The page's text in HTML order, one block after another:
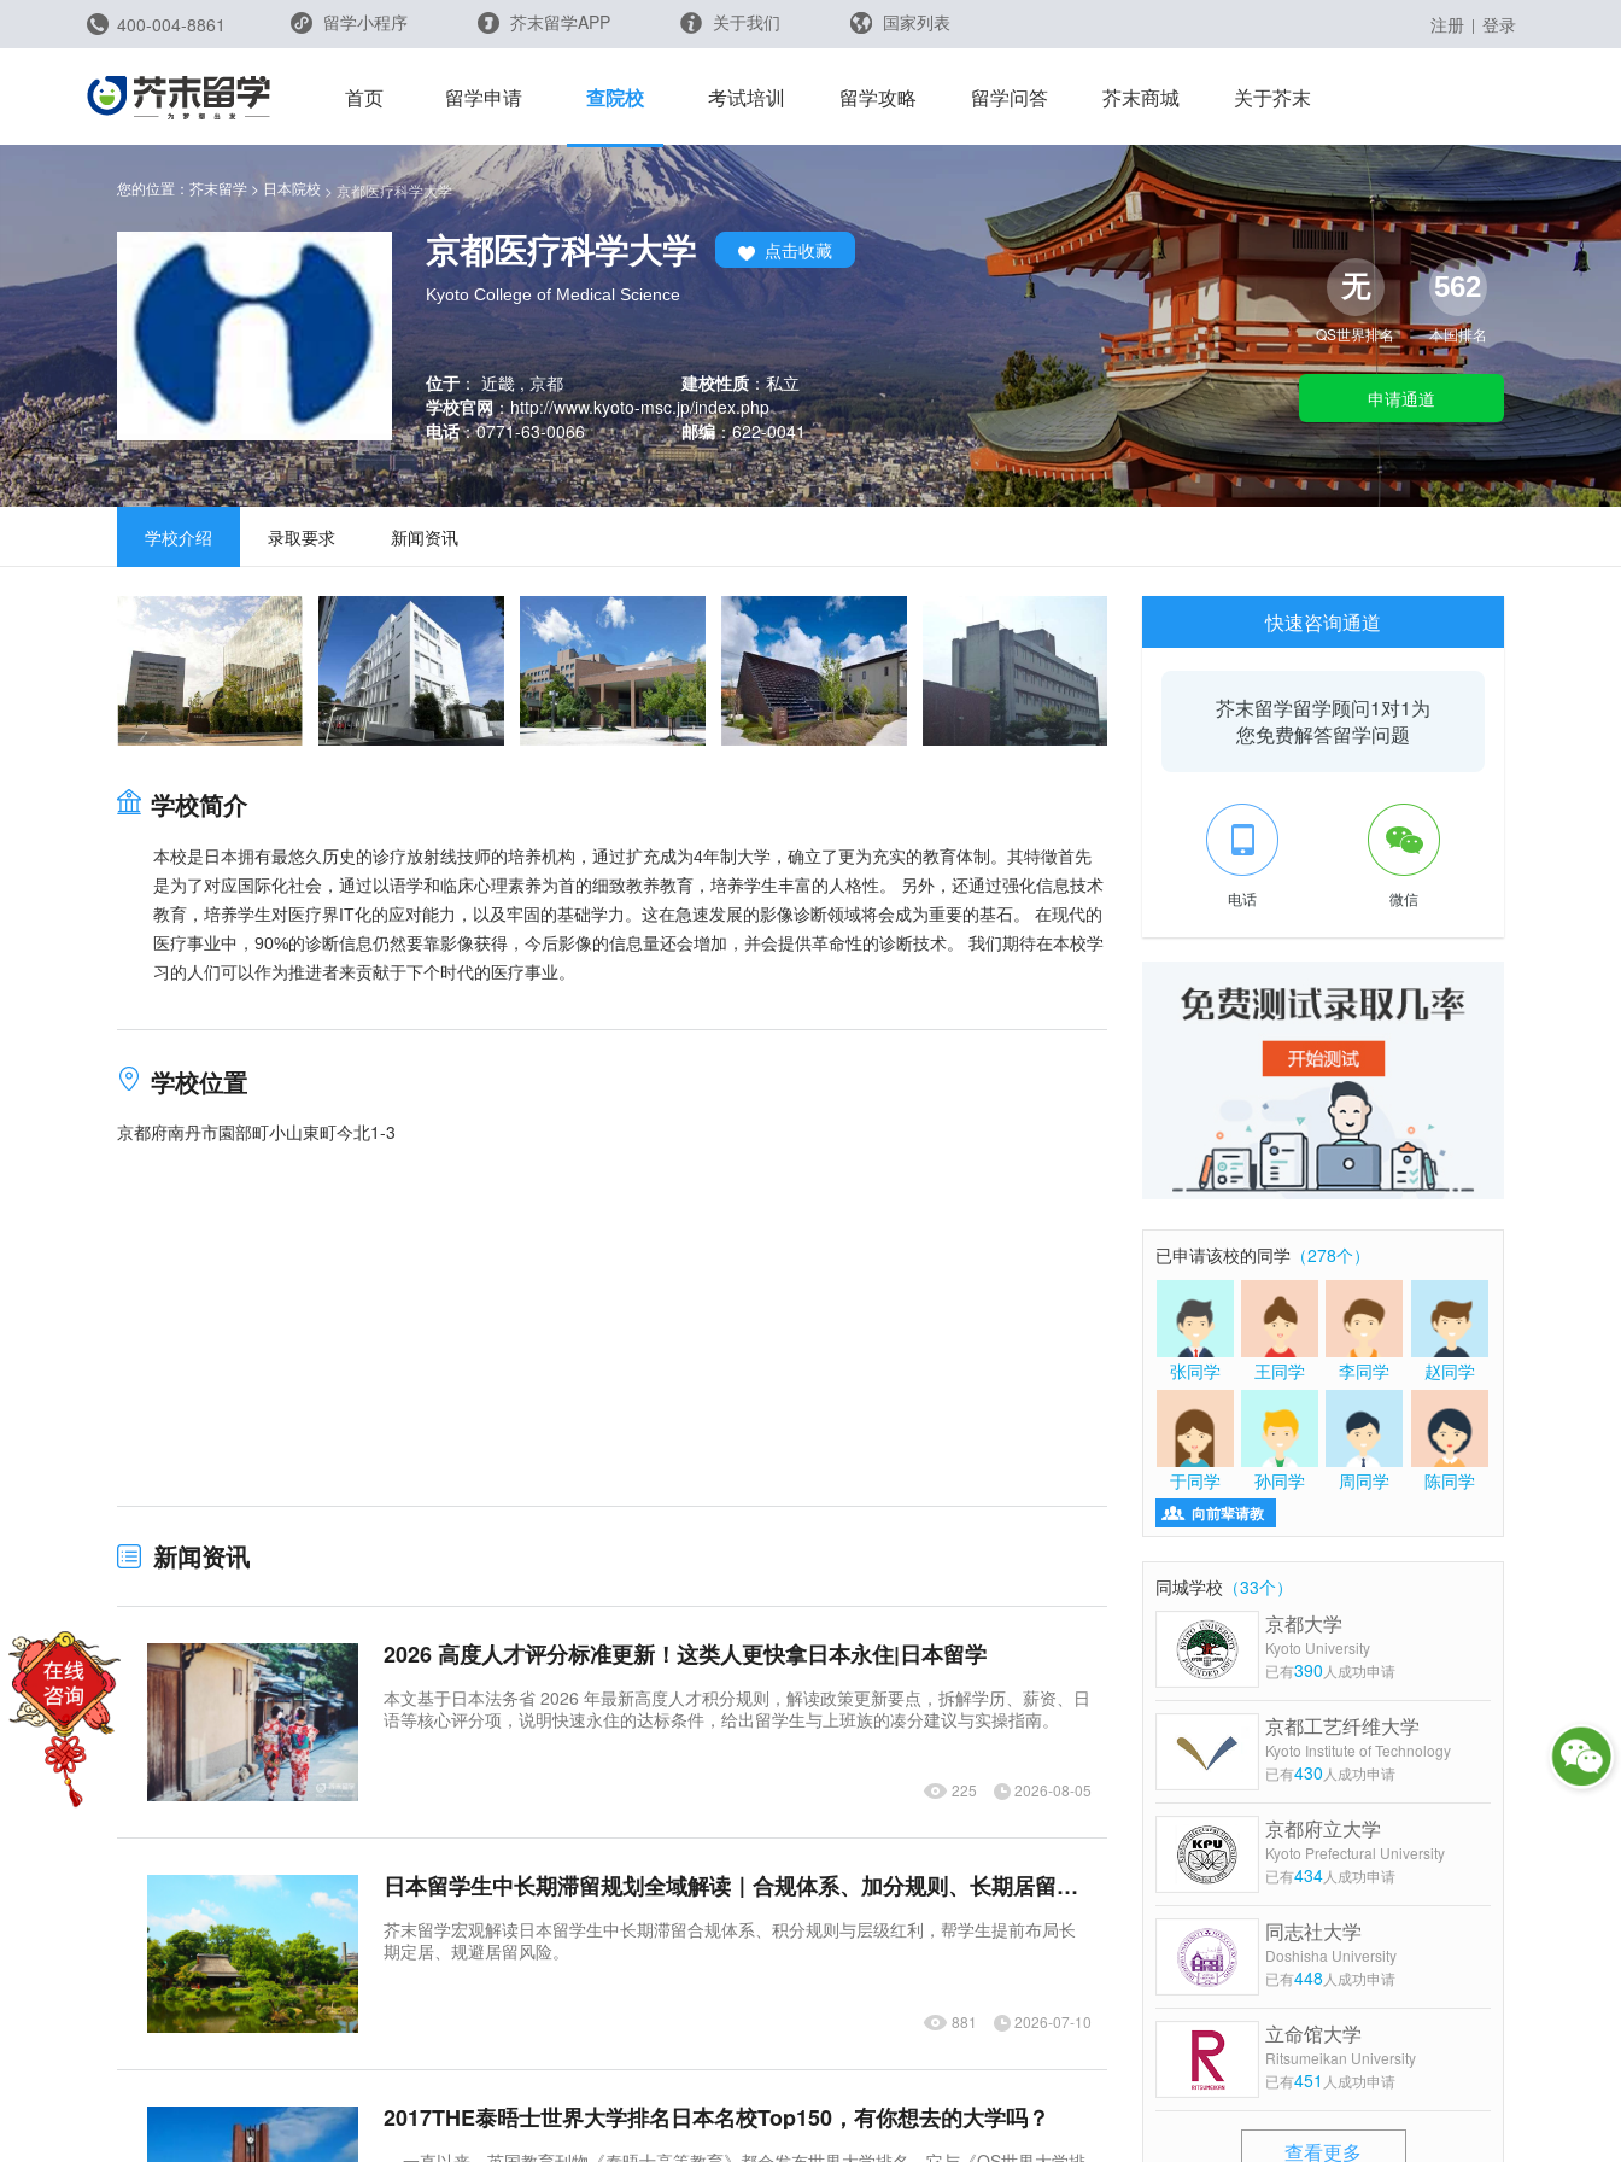
400-004-8861 留学小程序
留学评测
留学规划助手 留学申请助手
雅思能力测评 托福能力测评
芥末留学官方小程序 留学大咖精英课
芥末留学APP 关于我们
国家列表
澳大利亚
中国香港
注册 | 登录
首页 留学申请 查院校 考试培训 留学攻略 留学问答 芥末商城 关于芥末
您的位置： 芥末留学 日本院校 京都医疗科学大学
京都医疗科学大学 点击收藏
Kyoto College of Medical Science
位于 ： 近畿 , 京都 建校性质：私立
学校官网：http://www.kyoto-msc.jp/index.php
电话：0771-63-0066 邮编：622-0041
无
QS世界排名
562
本国排名
申请通道
学校介绍 录取要求 新闻资讯
学校简介
本校是日本拥有最悠久历史的诊疗放射线技师的培养机构，通过扩充成为4年制大学，确立了更为充实的教育体制。其特徵首先
是为了对应国际化社会，通过以语学和临床心理素养为首的细致教养教育，培养学生丰富的人格性。 另外，还通过强化信息技术
教育，培养学生对医疗界IT化的应对能力，以及牢固的基础学力。这在急速发展的影像诊断领域将会成为重要的基石。 在现代的
医疗事业中，90%的诊断信息仍然要靠影像获得，今后影像的信息量还会增加，并会提供革命性的诊断技术。 我们期待在本校学
习的人们可以作为推进者来贡献于下个时代的医疗事业。
学校位置
京都府南丹市園部町小山東町今北1-3
新闻资讯
2026 高度人才评分标准更新！这类人更快拿日本永住|日本留学
本文基于日本法务省 2026 年最新高度人才积分规则，解读政策更新要点，拆解学历、薪资、日
语等核心评分项，说明快速永住的达标条件，给出留学生与上班族的凑分建议与实操指南。
225 2026-08-05
日本留学生中长期滞留规划全域解读｜合规体系、加分规则、长期居留红利
芥末留学宏观解读日本留学生中长期滞留合规体系、积分规则与层级红利，帮学生提前布局长
期定居、规避居留风险。
881 2026-07-10
2017THE泰晤士世界大学排名日本名校Top150，有你想去的大学吗？
快速咨询通道
芥末留学留学顾问1对1为
您免费解答留学问题
电话 微信
已申请该校的同学 （278个）
张同学 王同学 李同学 赵同学
于同学 孙同学 周同学 陈同学
 向前辈请教
同城学校 （33个）
京都大学
Kyoto University
已有390 人成功申请
京都工艺纤维大学
Kyoto Institute of Technology
已有430 人成功申请
京都府立大学
Kyoto Prefectural University
已有434人成功申请
同志社大学
Doshisha University
已有448 人成功申请
立命馆大学
Ritsumeikan University
已有451 人成功申请
查看更多